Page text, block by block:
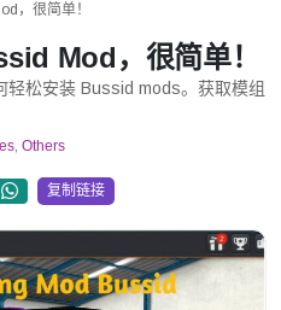
，很简单！
Mod，很简单！
轻松安装 Bussid mods。获取模组
, Others
复制链接